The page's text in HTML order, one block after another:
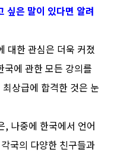
싶은 말이 있다면 알려
대한 관심은 더욱 커졌
에 관한 모든 강의를
상급에 합격한 것은 눈
나중에 한국에서 언어
국의 다양한 친구들과